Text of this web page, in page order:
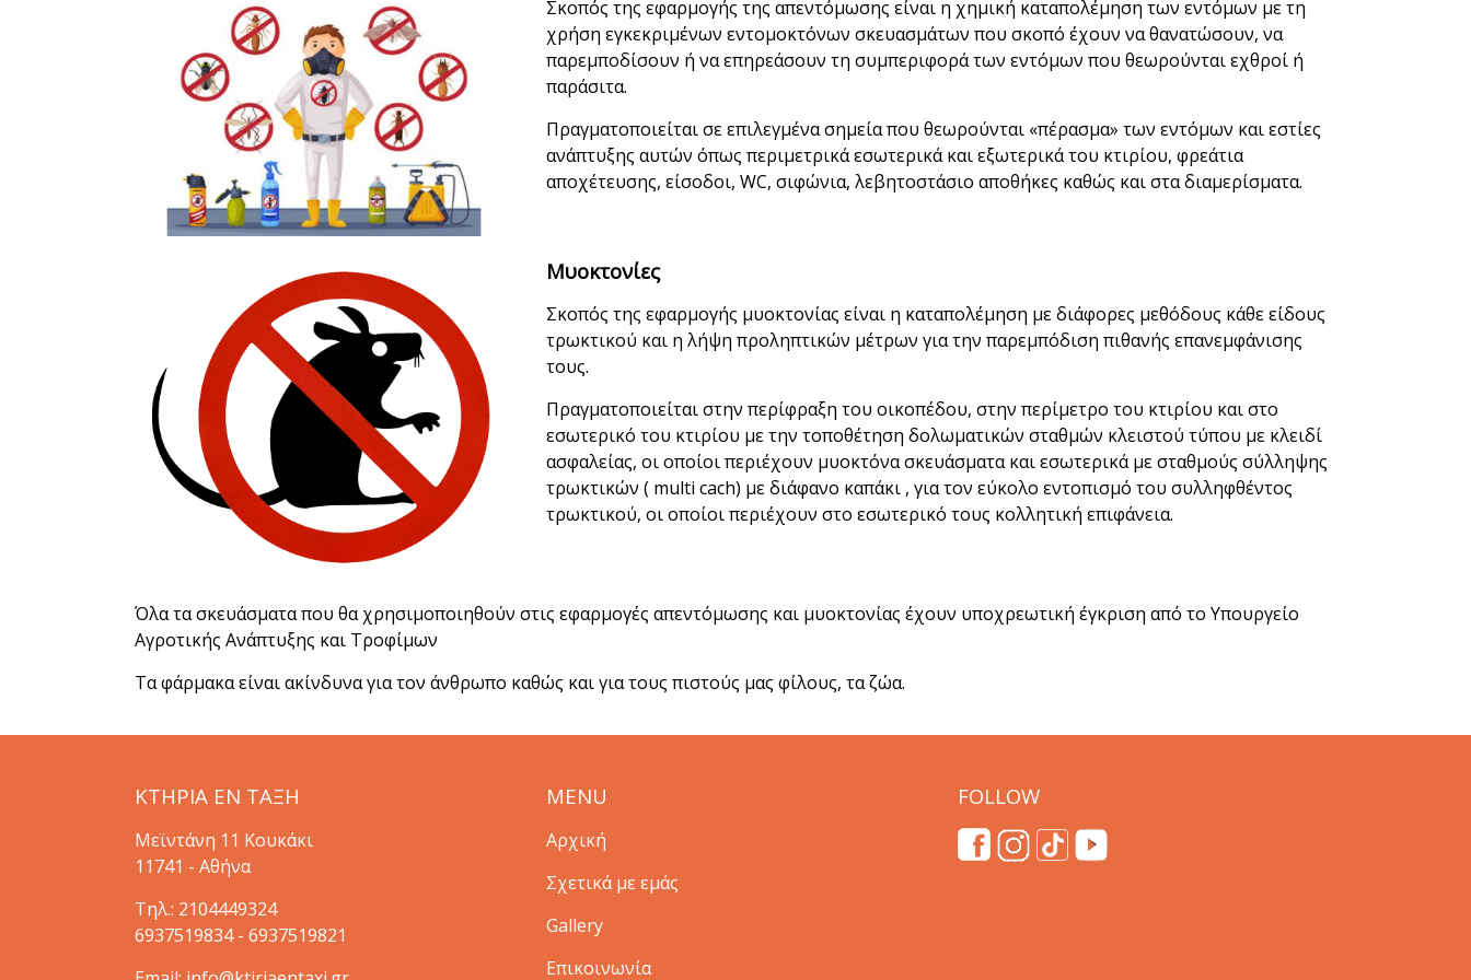
Σκοπός της εφαρμογής της απεντόμωσης είναι η χημική καταπολέμηση των εντόμων με τη
χρήση εγκεκριμένων εντομοκτόνων σκευασμάτων που σκοπό έχουν να θανατώσουν, να
παρεμποδίσουν ή να επηρεάσουν τη συμπεριφορά των εντόμων που θεωρούνται εχθροί ή
παράσιτα.
Πραγματοποιείται σε επιλεγμένα σημεία που θεωρούνται «πέρασμα» των εντόμων και εστίες
ανάπτυξης αυτών όπως περιμετρικά εσωτερικά και εξωτερικά του κτιρίου, φρεάτια
αποχέτευσης, είσοδοι, WC, σιφώνια, λεβητοστάσιο αποθήκες καθώς και στα διαμερίσματα.
Μυοκτονίες
Σκοπός της εφαρμογής μυοκτονίας είναι η καταπολέμηση με διάφορες μεθόδους κάθε είδους
τρωκτικού και η λήψη προληπτικών μέτρων για την παρεμπόδιση πιθανής επανεμφάνισης
τους.
Πραγματοποιείται στην περίφραξη του οικοπέδου, στην περίμετρο του κτιρίου και στο
εσωτερικό του κτιρίου με την τοποθέτηση δολωματικών σταθμών κλειστού τύπου με κλειδί
ασφαλείας, οι οποίοι περιέχουν μυοκτόνα σκευάσματα και εσωτερικά με σταθμούς σύλληψης
τρωκτικών ( multi cach) με διάφανο καπάκι , για τον εύκολο εντοπισμό του συλληφθέντος
τρωκτικού, οι οποίοι περιέχουν στο εσωτερικό τους κολλητική επιφάνεια.
Όλα τα σκευάσματα που θα χρησιμοποιηθούν στις εφαρμογές απεντόμωσης και μυοκτονίας έχουν υποχρεωτική έγκριση από το Υπουργείο
Αγροτικής Ανάπτυξης και Τροφίμων
Τα φάρμακα είναι ακίνδυνα για τον άνθρωπο καθώς και για τους πιστούς μας φίλους, τα ζώα.
ΚΤΗΡΙΑ ΕΝ ΤΑΞΗ
Μεϊντάνη 11 Κουκάκι
11741 - Αθήνα
Τηλ.: 2104449324
6937519834- 6937519821
MENU
Αρχική
Σχετικά με εμάς
Gallery
Επικοινωνία
FOLLOW